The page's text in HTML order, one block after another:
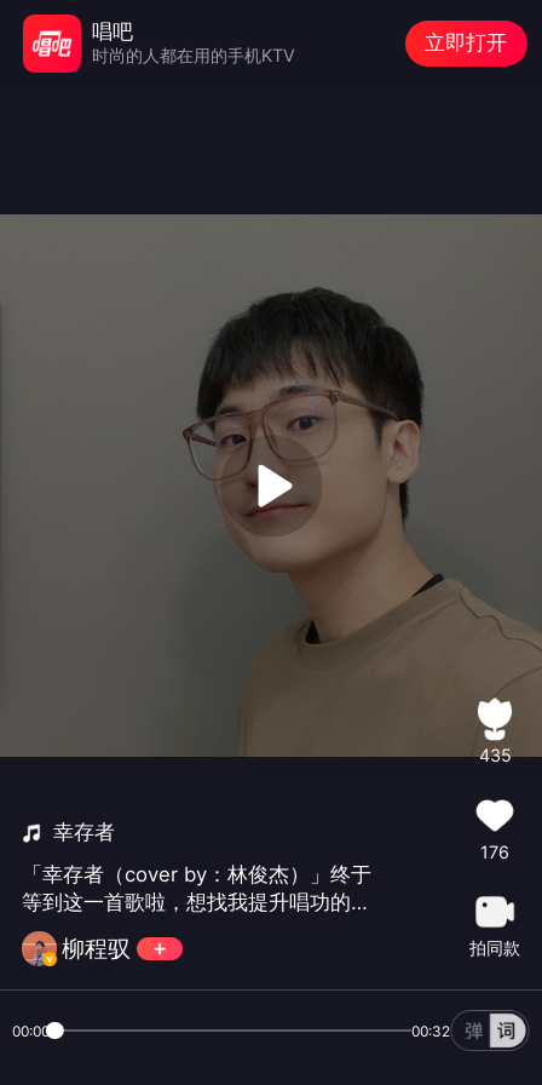
幸存者
「幸存者（cover by：林俊杰）」终于
等到这一首歌啦，想找我提升唱功的朋
友，评论区加我VX❤❤#那些风靡大街
小巷的歌#
柳程驭
435
176
拍同款
00:00 00:32
唱吧
时尚的人都在用的手机KTV
立即打开